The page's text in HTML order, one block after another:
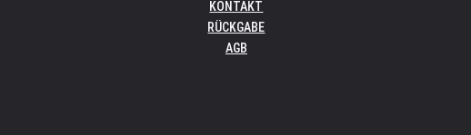
KONTAKT
RÜCKGABE
AGB